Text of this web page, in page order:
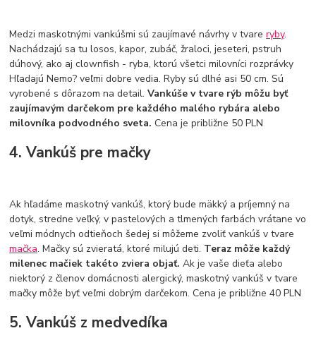
Medzi maskotnými vankúšmi sú zaujímavé návrhy v tvareryby.
Nachádzajú sa tu losos, kapor, zubáč, žraloci, jeseteri, pstruh
dúhový, ako aj clownfish - ryba, ktorú všetci milovníci rozprávky
Hľadajú Nemo? veľmi dobre vedia. Ryby sú dlhé asi 50 cm. Sú
vyrobené s dôrazom na detail.Vankúše v tvare rýb môžu byť
zaujímavým darčekom pre každého malého rybára alebo
milovníka podvodného sveta.Cena je približne 50 PLN
4. Vankúš pre mačky
Ak hľadáme maskotný vankúš, ktorý bude mäkký a príjemný na
dotyk, stredne veľký, v pastelových a tlmených farbách vrátane vo
veľmi módnych odtieňoch šedej si môžeme zvoliť vankúš v tvare
mačka. Mačky sú zvieratá, ktoré milujú deti. Teraz môže každý
milenec mačiek takéto zviera objať.Ak je vaše dieťa alebo
niektorý z členov domácnosti alergický, maskotný vankúš v tvare
mačky môže byť veľmi dobrým darčekom. Cena je približne 40 PLN
5. Vankúš z medvedíka